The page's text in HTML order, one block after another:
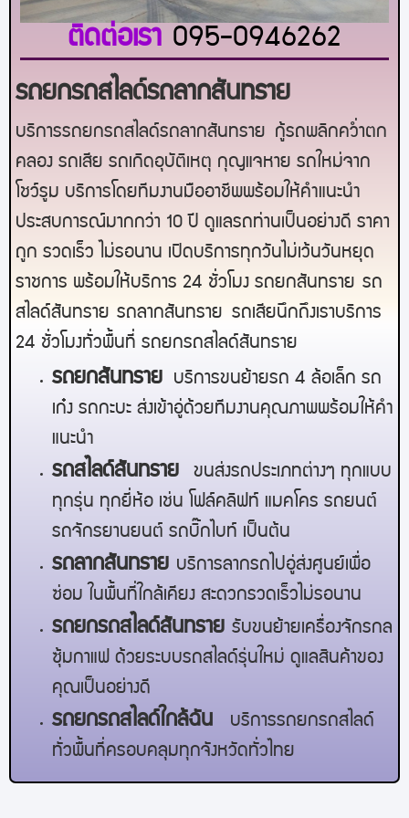
ติดต่อเรา 095-0946262
รถยกรถสไลด์รถลากสันทราย
บริการรถยกรถสไลด์รถลากสันทราย กู้รถพลิกคว่ำตก
คลอง รถเสีย รถเกิดอุบัติเหตุ กุญแจหาย รถใหม่จาก
โชว์รูม บริการโดยทีมงานมืออาชีพพร้อมให้คำแนะนำ
ประสบการณ์มากกว่า 10 ปี ดูแลรถท่านเป็นอย่างดี ราคา
ถูก รวดเร็ว ไม่รอนาน เปิดบริการทุกวันไม่เว้นวันหยุด
ราชการ พร้อมให้บริการ 24 ชั่วโมง รถยกสันทราย รถ
สไลด์สันทราย รถลากสันทราย
รถเสียนึกถึงเราบริการ
24 ชั่วโมงทั่วพื้นที่ รถยกรถสไลด์สันทราย
รถยกสันทราย
บริการขนย้ายรถ 4 ล้อเล็ก รถ
เก๋ง รถกะบะ ส่งเข้าอู่ด้วยทีมงานคุณภาพพร้อมให้คำ
แนะนำ
รถสไลด์สันทราย
ขนส่งรถประเภทต่างๆ ทุกแบบ
ทุกรุ่น ทุกยี่ห้อ เช่น โฟล์คลิฟท์ แมคโคร รถยนต์
รถจักรยานยนต์ รถบิ๊กไบท์ เป็นต้น
รถลากสันทราย บริการลากรถไปอู่ส่งศูนย์เพื่อ
ซ่อม ในพื้นที่ใกล้เคียง สะดวกรวดเร็วไม่รอนาน
รถยกรถสไลด์สันทราย รับขนย้ายเครื่องจักรกล
ซุ้มกาแฟ ด้วยระบบรถสไลด์รุ่นใหม่ ดูแลสินค้าของ
คุณเป็นอย่างดี
รถยกรถสไลด์ใกล้ฉัน
บริการรถยกรถสไลด์
ทั่วพื้นที่ครอบคลุมทุกจังหวัดทั่วไทย